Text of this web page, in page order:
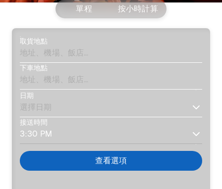
單程 按小時計算
取貨地點
下車地點
日期
接送時間
查看選項